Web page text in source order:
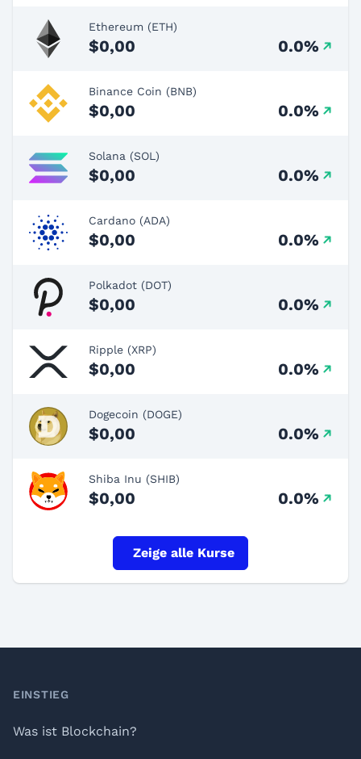
Ethereum (ETH)
$0,00 0.0%
Binance Coin (BNB)
$0,00 0.0%
Solana (SOL)
$0,00 0.0%
Cardano (ADA)
$0,00 0.0%
Polkadot (DOT)
$0,00 0.0%
Ripple (XRP)
$0,00 0.0%
Dogecoin (DOGE)
$0,00 0.0%
Shiba Inu (SHIB)
$0,00 0.0%
Zeige alle Kurse
Footer
EINSTIEG
Was ist Blockchain?